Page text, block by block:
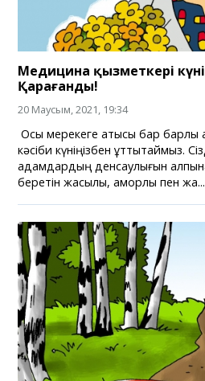
Медицина қызметкері
Қарағанды!
20 Маусым, 2021, 19:34
Осы мерекеге қатысы бар
кәсіби күніңізбен құттықтаймыз.
адамдардың денсаулығын
беретін жақсылық, қамқорлық пен жа...